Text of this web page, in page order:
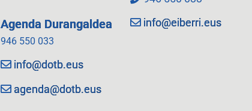
Agenda Durangaldea
946 550 033
info@dotb.eus
agenda@dotb.eus
info@eiberri.eus